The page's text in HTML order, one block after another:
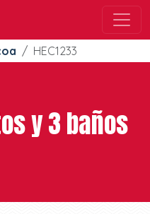
HEC1233
y 3 baños